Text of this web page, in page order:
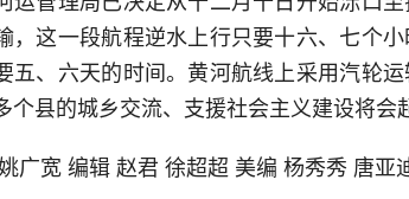
，这一段航程逆水上行只要十六、七个
五、六天的时间。黄河航线上采用汽轮
个县的城乡交流、支援社会主义建设将会
姚广宽 编辑 赵君 徐超超 美编 杨秀秀 唐亚